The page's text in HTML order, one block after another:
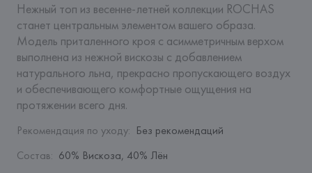
Нежный топ из весенне-летней коллекции ROCHAS
станет центральным элементом вашего образа.
Модель приталенного кроя с асимметричным верхом
выполнена из нежной вискозы с добавлением
натурального льна, прекрасно пропускающего воздух
и обеспечивающего комфортные ощущения на
протяжении всего дня.
Рекомендация по уходу: Без рекомендаций
Состав: 60% Вискоза, 40% Лён